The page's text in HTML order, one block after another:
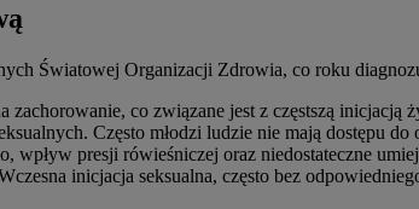
Światowej Organizacji Zdrowia, co roku
co związane jest z częstszą
Często młodzi ludzie nie mają dostępu
presji rówieśniczej oraz niedostateczne
inicjacja seksualna, często bez